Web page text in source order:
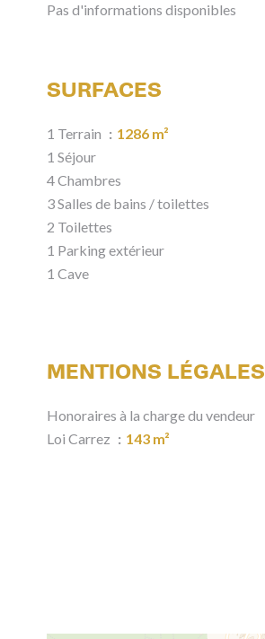
Pas d'informations disponibles
SURFACES
1 Terrain
1286 m²
1 Séjour
4 Chambres
3 Salles de bains / toilettes
2 Toilettes
1 Parking extérieur
1 Cave
MENTIONS LÉGALES
Honoraires à la charge du vendeur
Loi Carrez
143 m²